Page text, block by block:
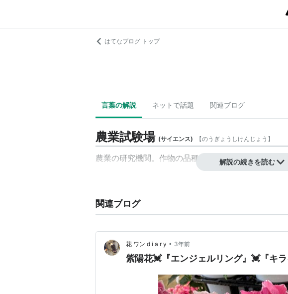
はてなブログ トップ
言葉の解説 ネットで話題 関連ブログ
農業試験場 (サイエンス) 【のうぎょうしけんじょう 】
農業の研究機関。作物の品種改良をしたり新しい農業
解説の続きを読む
関連ブログ
花 ワン d i a r y • 3年前
紫陽花💓『エンジェルリング』💓『キ